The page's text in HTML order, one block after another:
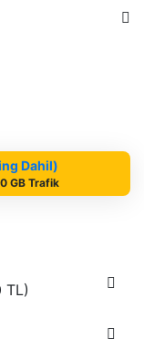
Dahil)
GB Trafik
TL)